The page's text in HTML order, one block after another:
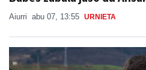
Aiurri abu 07, 13:55 URNIETA